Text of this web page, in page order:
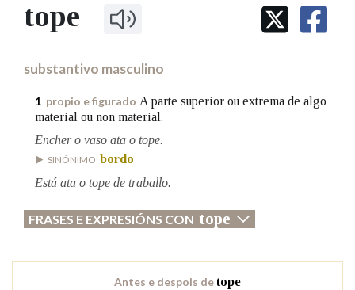
IDENTIDADE CORPORATIVA
MARCIAL DEL ADALID
FIGURAS HOMENAXEADAS
PRIMAVERA DAS LETRAS
Facebook
TwitterYoutubeInstagram
Bluesky
BUSCAR NOS LEMAS
Remata por
tope
substantivo masculino
1 propio e figurado A parte superior ou extrema de algo
material ou non material.
Encher o vaso ata o tope.
SINÓNIMO bordo
Está ata o tope de traballo.
FRASES E EXPRESIÓNS CON tope
Antes e despois detope